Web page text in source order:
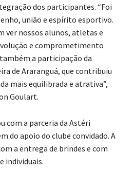
dos participantes. “Foi
união e espírito esportivo.
ver nossos alunos, atletas e
e comprometimento
a participação da
de Araranguá, que contribuiu
mais equilibrada e atrativa”,
Goulart.
com a parceria da Astéri
do apoio do clube convidado. A
a entrega de brindes e com
individuais.